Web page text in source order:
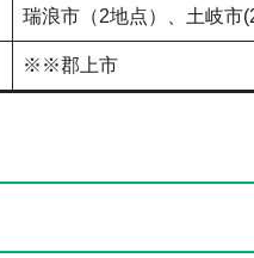
瑞浪市（2地点）、土岐
※※郡上市